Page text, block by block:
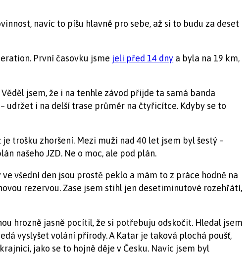
navíc to píšu hlavně pro sebe, až si to budu za deset
První časovku jsme jeli před 14 dny a byla na 19 km,
jsem, že i na tenhle závod přijde ta samá banda
udržet i na delší trase průměr na čtyřicítce. Kdyby se to
trošku zhoršení. Mezi muži nad 40 let jsem byl šestý –
našeho JZD. Ne o moc, ale pod plán.
všední den jsou prostě peklo a mám to z práce hodně na
rezervou. Zase jsem stihl jen desetiminutové rozehřátí,
hrozně jasně pocítil, že si potřebuju odskočit. Hledal jsem
vyslyšet volání přírody. A Katar je taková plochá poušť,
jako se to hojně děje v Česku. Navíc jsem byl